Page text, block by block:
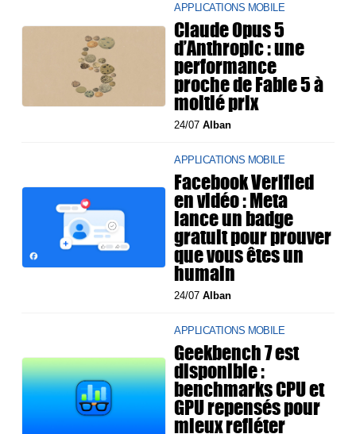
APPLICATIONS MOBILE
Claude Opus 5
d’Anthropic : une
performance
proche de Fable 5 à
moitié prix
24/07Alban
APPLICATIONS MOBILE
Facebook Verified
en vidéo : Meta
lance un badge
gratuit pour prouver
que vous êtes un
humain
24/07Alban
APPLICATIONS MOBILE
Geekbench 7 est
disponible :
benchmarks CPU et
GPU repensés pour
mieux refléter